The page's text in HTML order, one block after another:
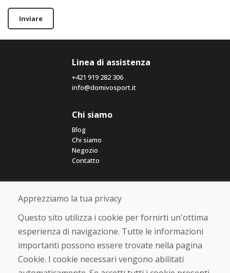
Inviare
Linea di assistenza
+421 919 282 306
info@domivosport.it
Chi siamo
Blog
Chi siamo
Negozio
Contatto
Negozio online
Termini e condizioni commerciali
Spedizione e pagamento
Rimostranza
Reso e cambio merce
Cookies
Apprezziamo la tua privacy
Questo sito utilizza i cookie per fornirti un'ottima
esperienza di navigazione. Tutte le informazioni
importanti possono essere trovate nella pagina
Cookie. I cookie necessari vengono abilitati